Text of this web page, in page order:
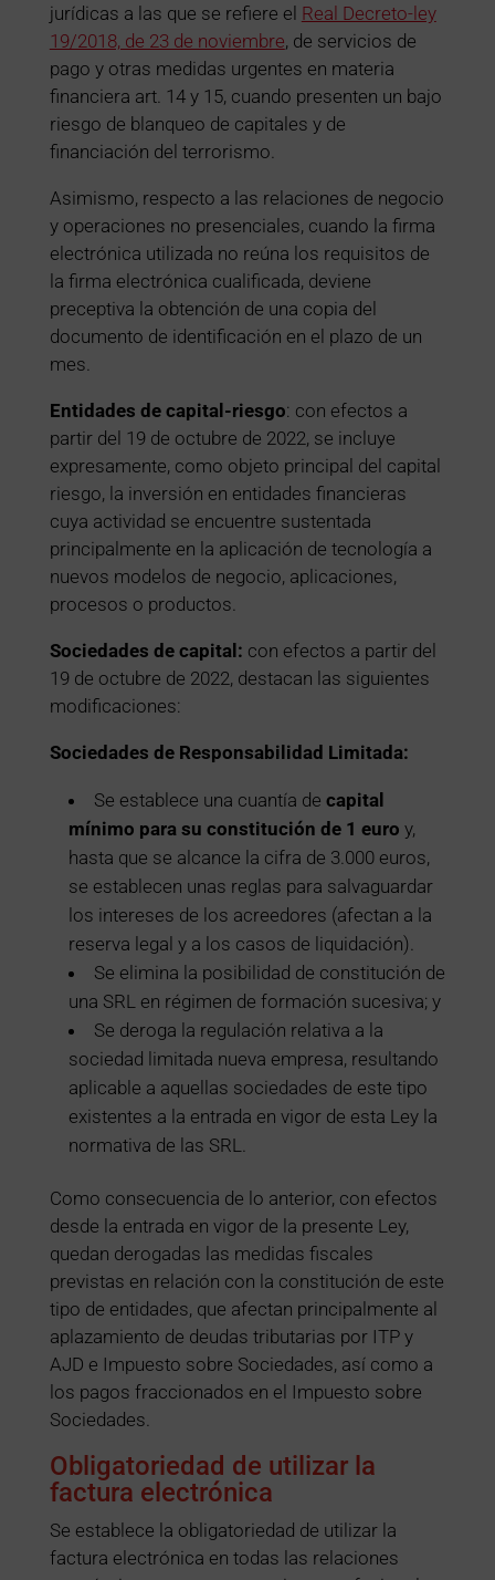
jurídicas a las que se refiere el Real Decreto-ley
19/2018, de 23 de noviembre, de servicios de
pago y otras medidas urgentes en materia
financiera art. 14 y 15, cuando presenten un bajo
riesgo de blanqueo de capitales y de
financiación del terrorismo.
Asimismo, respecto a las relaciones de negocio
y operaciones no presenciales, cuando la firma
electrónica utilizada no reúna los requisitos de
la firma electrónica cualificada, deviene
preceptiva la obtención de una copia del
documento de identificación en el plazo de un
mes.
Entidades de capital-riesgo: con efectos a
partir del 19 de octubre de 2022, se incluye
expresamente, como objeto principal del capital
riesgo, la inversión en entidades financieras
cuya actividad se encuentre sustentada
principalmente en la aplicación de tecnología a
nuevos modelos de negocio, aplicaciones,
procesos o productos.
Sociedades de capital: con efectos a partir del
19 de octubre de 2022, destacan las siguientes
modificaciones:
Sociedades de Responsabilidad Limitada:
Se establece una cuantía de capital
mínimo para su constitución de 1 euro y,
hasta que se alcance la cifra de 3.000 euros,
se establecen unas reglas para salvaguardar
los intereses de los acreedores (afectan a la
reserva legal y a los casos de liquidación).
Se elimina la posibilidad de constitución de
una SRL en régimen de formación sucesiva; y
Se deroga la regulación relativa a la
sociedad limitada nueva empresa, resultando
aplicable a aquellas sociedades de este tipo
existentes a la entrada en vigor de esta Ley la
normativa de las SRL.
Como consecuencia de lo anterior, con efectos
desde la entrada en vigor de la presente Ley,
quedan derogadas las medidas fiscales
previstas en relación con la constitución de este
tipo de entidades, que afectan principalmente al
aplazamiento de deudas tributarias por ITP y
AJD e Impuesto sobre Sociedades, así como a
los pagos fraccionados en el Impuesto sobre
Sociedades.
Obligatoriedad de utilizar la
factura electrónica
Se establece la obligatoriedad de utilizar la
factura electrónica en todas las relaciones